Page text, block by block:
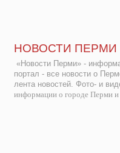
НОВОСТИ ПЕРМИ
«Новости Перми» -
портал - все новости о
лента новостей. Фото- и
информации о городе Перми и